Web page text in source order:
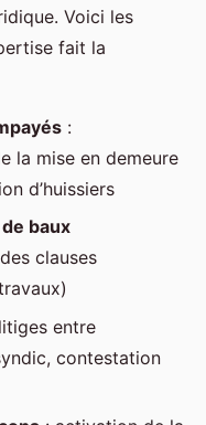
Voici les
fait la
:
la mise en demeure
d’huissiers
baux
clauses
entre
contestation